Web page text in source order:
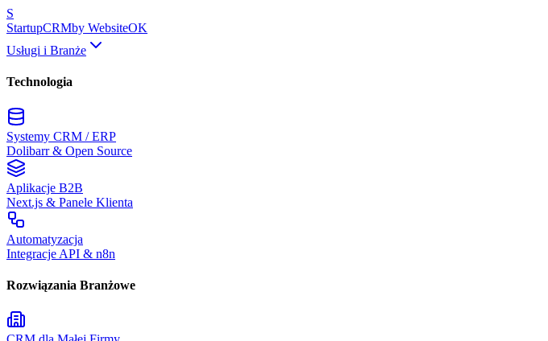
S
StartupCRMby WebsiteOK
Usługi i Branże
Technologia
Systemy CRM / ERP
Dolibarr & Open Source
Aplikacje B2B
Next.js & Panele Klienta
Automatyzacja
Integracje API & n8n
Rozwiązania Branżowe